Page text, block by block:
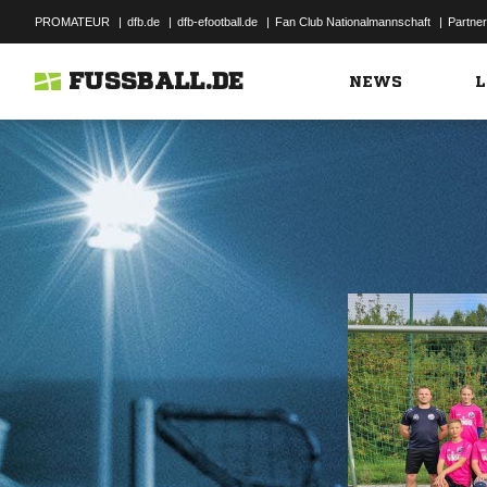
PROMATEUR | dfb.de | dfb-efootball.de | Fan Club Nationalmannschaft | Partner
FUSSBALL.DE NEWS